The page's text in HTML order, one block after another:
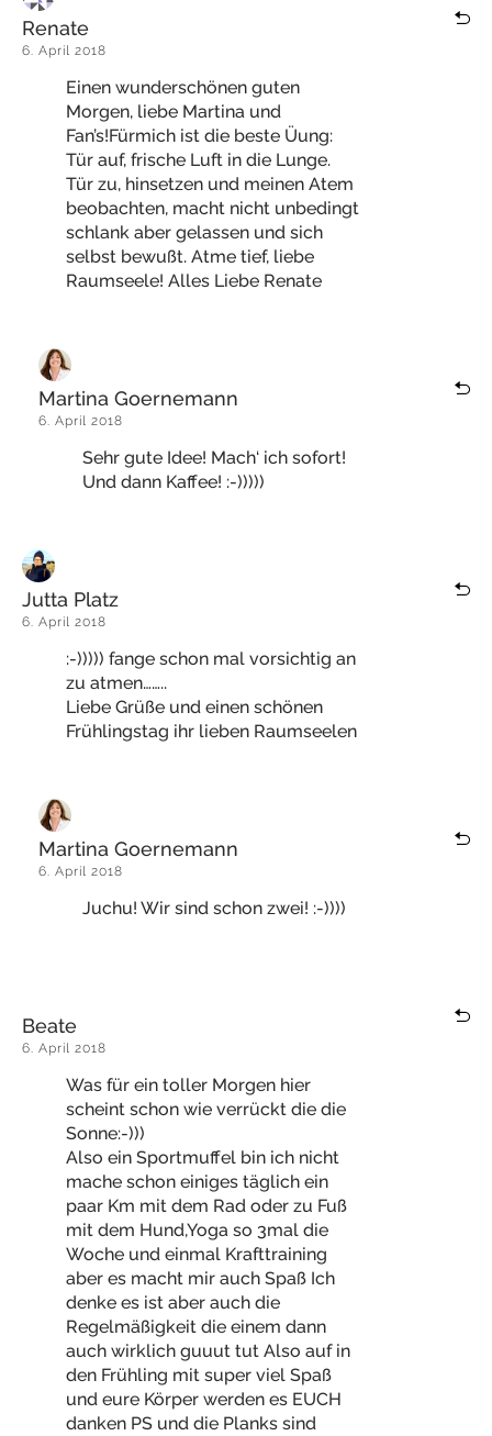
Renate
6. April 2018
Einen wunderschönen guten
Morgen, liebe Martina und
Fan’s!Fürmich ist die beste Üung:
Tür auf, frische Luft in die Lunge.
Tür zu, hinsetzen und meinen Atem
beobachten, macht nicht unbedingt
schlank aber gelassen und sich
selbst bewußt. Atme tief, liebe
Raumseele! Alles Liebe Renate
Martina Goernemann
6. April 2018
Sehr gute Idee! Mach‘ ich sofort!
Und dann Kaffee! :-)))))
Jutta Platz
6. April 2018
:-))))) fange schon mal vorsichtig an
zu atmen……..
Liebe Grüße und einen schönen
Frühlingstag ihr lieben Raumseelen
Martina Goernemann
6. April 2018
Juchu! Wir sind schon zwei! :-))))
Beate
6. April 2018
Was für ein toller Morgen hier
scheint schon wie verrückt die die
Sonne:-)))
Also ein Sportmuffel bin ich nicht
mache schon einiges täglich ein
paar Km mit dem Rad oder zu Fuß
mit dem Hund,Yoga so 3mal die
Woche und einmal Krafttraining
aber es macht mir auch Spaß Ich
denke es ist aber auch die
Regelmäßigkeit die einem dann
auch wirklich guuut tut Also auf in
den Frühling mit super viel Spaß
und eure Körper werden es EUCH
danken PS und die Planks sind